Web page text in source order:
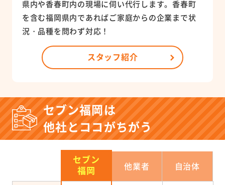
県内や香春町内の現場に伺い代行します。香春町
を含む福岡県内であればご家庭からの企業まで状
況・品種を問わず対応！
スタッフ紹介
セブン福岡は
他社とココがちがう
セブン
福岡
他業者 自治体